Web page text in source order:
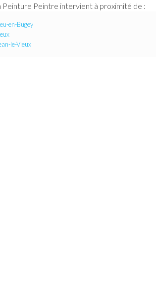
Peinture Peintre intervient à proximité de :
en-Bugey
le-Vieux